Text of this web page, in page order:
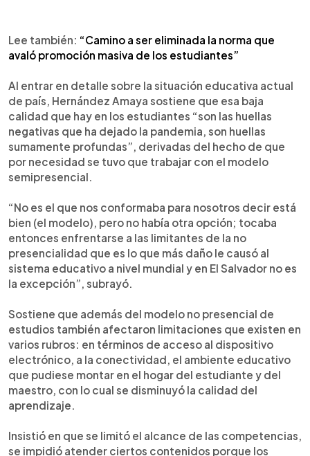
Lee también: “Camino a ser eliminada la norma que
avaló promoción masiva de los estudiantes”
Al entrar en detalle sobre la situación educativa actual
de país, Hernández Amaya sostiene que esa baja
calidad que hay en los estudiantes “son las huellas
negativas que ha dejado la pandemia, son huellas
sumamente profundas”, derivadas del hecho de que
por necesidad se tuvo que trabajar con el modelo
semipresencial.
“No es el que nos conformaba para nosotros decir está
bien (el modelo), pero no había otra opción; tocaba
entonces enfrentarse a las limitantes de la no
presencialidad que es lo que más daño le causó al
sistema educativo a nivel mundial y en El Salvador no es
la excepción”, subrayó.
Sostiene que además del modelo no presencial de
estudios también afectaron limitaciones que existen en
varios rubros: en términos de acceso al dispositivo
electrónico, a la conectividad, el ambiente educativo
que pudiese montar en el hogar del estudiante y del
maestro, con lo cual se disminuyó la calidad del
aprendizaje.
Insistió en que se limitó el alcance de las competencias,
se impidió atender ciertos contenidos porque los